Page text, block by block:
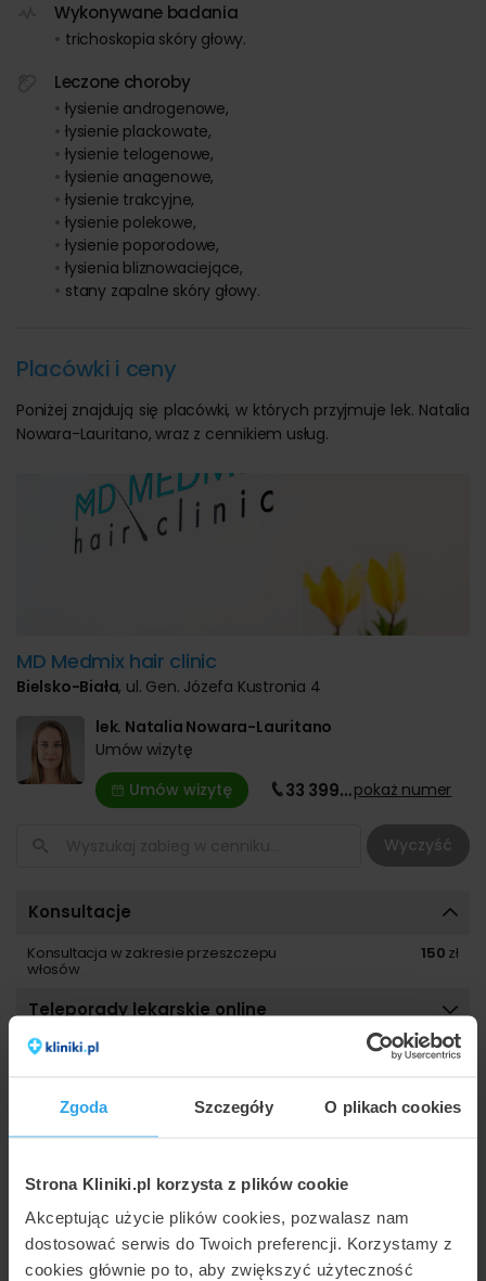
Zgoda Szczegóły O plikach cookies
Strona Kliniki.pl korzysta z plików cookie
Akceptując użycie plików cookies, pozwalasz nam
dostosować serwis do Twoich preferencji. Korzystamy z
cookies głównie po to, aby zwiększyć użyteczność
Wykonywane badania
trichoskopia skóry głowy.
Leczone choroby
łysienie androgenowe,
łysienie plackowate,
łysienie telogenowe,
łysienie anagenowe,
łysienie trakcyjne,
łysienie polekowe,
łysienie poporodowe,
łysienia bliznowaciejące,
stany zapalne skóry głowy.
Placówki i ceny
Poniżej znajdują się placówki, w których przyjmuje lek. Natalia
Nowara-Lauritano, wraz z cennikiem usług.
MD Medmix hair clinic
Bielsko-Biała, ul. Gen. Józefa Kustronia 4
lek. Natalia Nowara-Lauritano
Umów wizytę
Umów wizytę
33 399…pokaż numer
Wyczyść
Konsultacje
Konsultacja w zakresie przeszczepu
włosów
150 zł
Teleporady lekarskie online
Leczenie łysienia